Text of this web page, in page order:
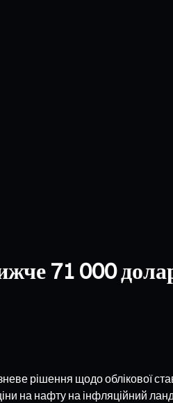
71 000
рішення щодо облікової
на нафту на інфляційний